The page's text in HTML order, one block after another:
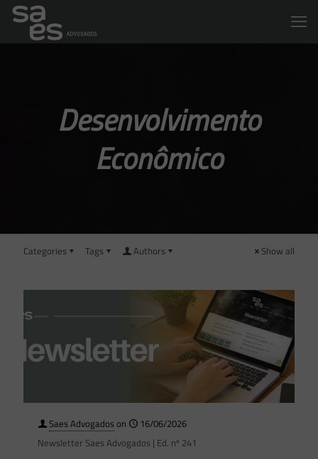
Desenvolvimento
Econômico
Categories Tags Authors Show all
Saes Advogadoson
16/06/2026
Newsletter Saes Advogados | Ed. nº 241